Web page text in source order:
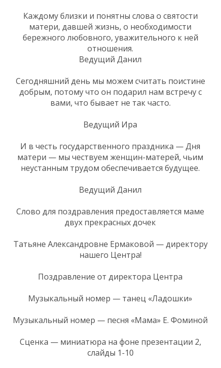
Каждому близки и понятны слова о святости
матери, давшей жизнь, о необходимости
бережного любовного, уважительного к ней
отношения.
Ведущий Данил
Сегодняшний день мы можем считать поистине
добрым, потому что он подарил нам встречу с
вами, что бывает не так часто.
Ведущий Ира
И в честь государственного праздника — Дня
матери — мы чествуем женщин-матерей, чьим
неустанным трудом обеспечивается будущее.
Ведущий Данил
Слово для поздравления предоставляется маме
двух прекрасных дочек
Татьяне Александровне Ермаковой — директору
нашего Центра!
Поздравление от директора Центра
Музыкальный номер — танец «Ладошки»
Музыкальный номер — песня «Мама» Е. Фоминой
Сценка — миниатюра на фоне презентации 2,
слайды 1-10